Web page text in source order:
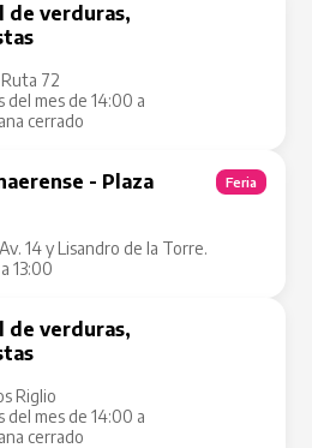
de verduras,
72
del mes de 14:00 a
cerrado
- Plaza
14 y Lisandro de la Torre.
13:00
Feria
de verduras,
Riglio
del mes de 14:00 a
cerrado